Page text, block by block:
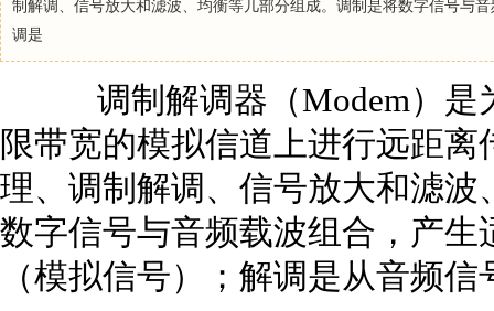
制解调、信号放大和滤波、均衡等几部分组成。调制是将数字信号与
调是
调制解调器（Modem）是为
限带宽的模拟信道上进行远距
理、调制解调、信号放大和滤
数字信号与音频载波组合，产
（模拟信号）；解调是从音频